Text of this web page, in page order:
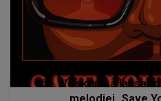
The Weekend a lansat